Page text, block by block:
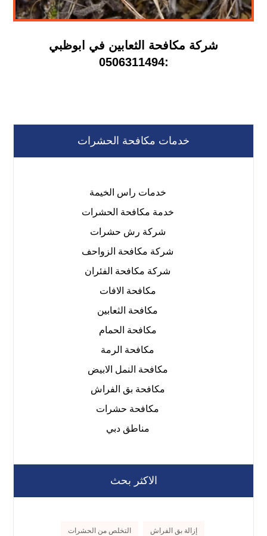
شركة مكافحة الثعابين في ابوظبي
:0506311494
خدمات مكافحة الحشرات
خدمات راس الخيمة
خدمة مكافحة الحشرات
شركة رش حشرات
شركة مكافحة الزواحف
شركة مكافحة الفئران
مكافحة الافات
مكافحة الثعابين
مكافحة الحمام
مكافحة الرمة
مكافحة النمل الابيض
مكافحة بق الفراش
مكافحة حشرات
مناطق دبي
الاكثر بحث
إزالة بق الفراش التخلص من الحشرات